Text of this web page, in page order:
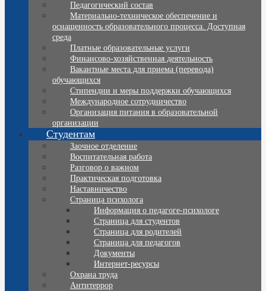
Педагогический состав
Материально-техническое обеспечение и
оснащенность образовательного процесса. Доступная
среда
Платные образовательные услуги
Финансово-хозяйственная деятельность
Вакантные места для приема (перевода)
обучающихся
Стипендии и меры поддержки обучающихся
Международное сотрудничество
Организация питания в образовательной
организации
Студентам
Заочное отделение
Воспитательная работа
Разговор о важном
Практическая подготовка
Наставничество
Страница психолога
Информация о педагоге-психологе
Страница для студентов
Страница для родителей
Страница для педагогов
Документы
Интернет-ресурсы
Охрана труда
Антитеррор